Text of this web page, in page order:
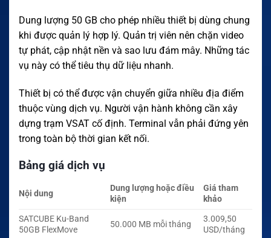
Dung lượng 50 GB cho phép nhiều thiết bị dùng chung
khi được quản lý hợp lý. Quản trị viên nên chặn video
tự phát, cập nhật nền và sao lưu đám mây. Những tác
vụ này có thể tiêu thụ dữ liệu nhanh.
Thiết bị có thể được vận chuyển giữa nhiều địa điểm
thuộc vùng dịch vụ. Người vận hành không cần xây
dựng trạm VSAT cố định. Terminal vẫn phải đứng yên
trong toàn bộ thời gian kết nối.
Bảng giá dịch vụ
Nội dung
Dung lượng hoặc điều
kiện
Giá tham
khảo
SATCUBE Ku-Band
50GB FlexMove
50.000 MB mỗi tháng
3.009,50
USD/tháng